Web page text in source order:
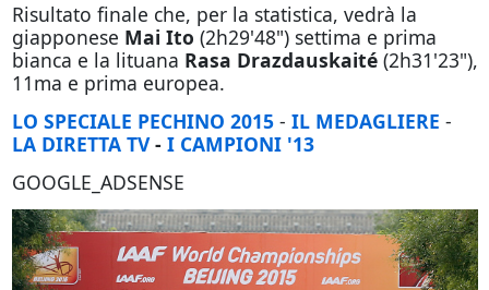
Risultato finale che, per la statistica, vedrà la
giapponese Mai Ito (2h29'48") settima e prima
bianca e la lituana Rasa Drazdauskaité(2h31'23"),
11ma e prima europea.
LO SPECIALE PECHINO 2015- IL MEDAGLIERE -
LA DIRETTA TV- I CAMPIONI '13
GOOGLE_ADSENSE